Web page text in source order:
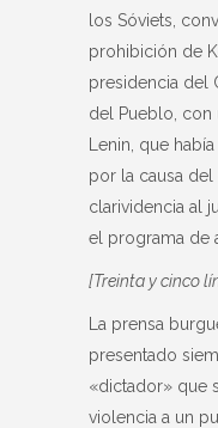
los Sóviets,
prohibición de
presidencia del
del Pueblo, con
Lenin, que
por la causa
clarividencia al
el programa de
[Treinta y cinco
La prensa
presentado
«dictador» que
violencia a un